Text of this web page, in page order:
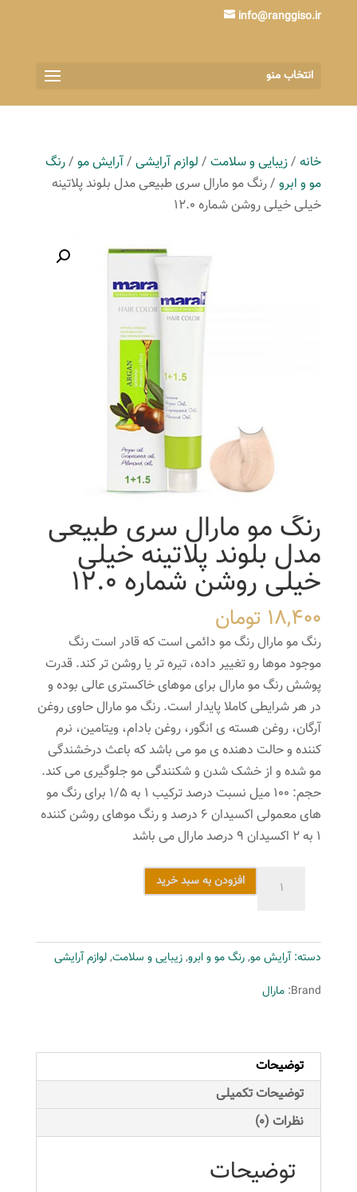
info@ranggiso.ir
انتخاب منو
خانه/زیبایی و سلامت/ لوازم آرایشی/آرایش مو/رنگ
مو و ابرو/ رنگ مو مارال سری طبیعی مدل بلوند پلاتینه
خیلی خیلی روشن شماره 12.0
رنگ مو مارال سری طبیعی
مدل بلوند پلاتینه خیلی
خیلی روشن شماره 12.0
18,400 تومان
رنگ مو مارال رنگ مو دائمی است که قادر است رنگ
موجود موها رو تغییر داده، تیره تر یا روشن تر کند. قدرت
پوشش رنگ مو مارال برای موهای خاکستری عالی بوده و
در هر شرایطی کاملا پایدار است. رنگ مو مارال حاوی روغن
آرگان، روغن هسته ی انگور، روغن بادام، ویتامین، نرم
کننده و حالت دهنده ی مو می باشد که باعث درخشندگی
مو شده و از خشک شدن و شکنندگی مو جلوگیری می کند.
حجم: ۱۰۰ میل نسبت درصد ترکیب ۱ به ۱/۵ برای رنگ مو
های معمولی اکسیدان ۶ درصد و رنگ موهای روشن کننده
۱ به ۲ اکسیدان ۹ درصد مارال می باشد
سری
طبیعی
مدل
خیلی
خیلی
روشن
شماره
12.0
افزودن به سبد خرید
دسته:آرایش مو,رنگ مو و ابرو,زیبایی و سلامت,لوازم آرایشی
Brand: مارال
توضیحات
توضیحات تکمیلی
نظرات (0)
توضیحات